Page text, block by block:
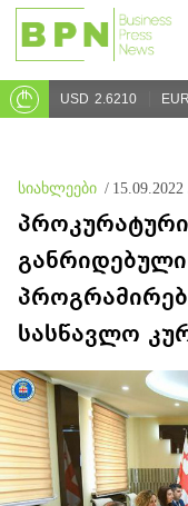
USD 2.6210 EUR
სიახლეები /
სასწავლო